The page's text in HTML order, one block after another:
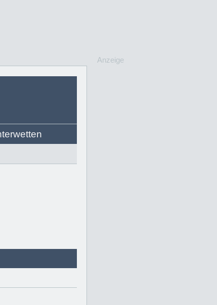
Anzeige